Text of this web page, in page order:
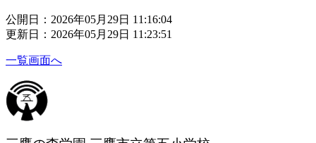
公開日：2026年05月29日 11:16:04
更新日：2026年05月29日 11:23:51
一覧画面へ